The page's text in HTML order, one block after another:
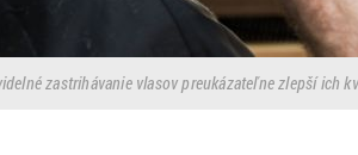
zastrihávanie vlasov preukázateľne zlepší ich